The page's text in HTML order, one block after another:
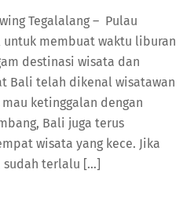
Tegalalang – Pulau
untuk membuat waktu liburan
destinasi wisata dan
Bali telah dikenal wisatawan
ketinggalan dengan
Bali juga terus
wisata yang kece. Jika
sudah terlalu […]